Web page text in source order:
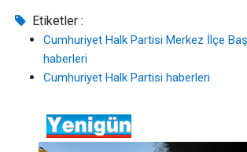
Etiketler :
Cumhuriyet Halk Partisi Merkez İlçe
haberleri
Cumhuriyet Halk Partisi haberleri